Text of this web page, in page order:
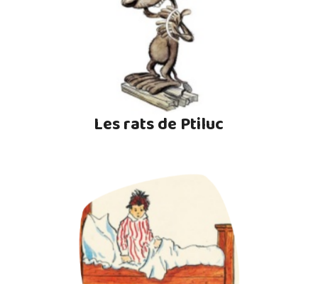
Les rats de Ptiluc